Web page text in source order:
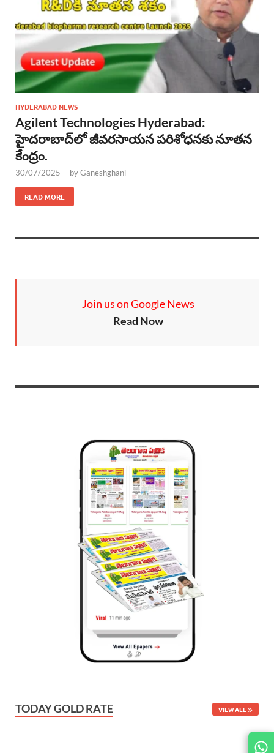
JOIN
US ON
HYDERABAD NEWS
Agilent Technologies Hyderabad:
హైదరాబాద్‌లో జీవరసాయన పరిశోధనకు నూతన
కేంద్రం.
30/07/2025 - byGaneshghani
READ MORE
Join us on Google News
Read Now
TODAY GOLD RATE VIEW ALL